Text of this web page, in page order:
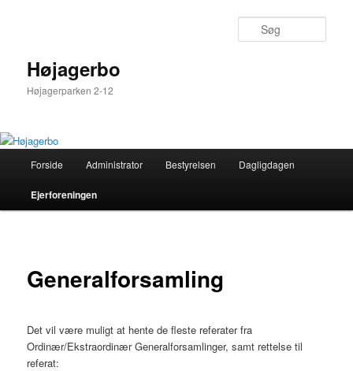
Højagerbo
Højagerparken 2-12
Fortsæt
til
Forside Administrator Bestyrelsen Dagligdagen
Ejerforeningen
Generalforsamling
Det vil være muligt at hente de fleste referater fra
Ordinær/Ekstraordinær Generalforsamlinger, samt rettelse til
referat: